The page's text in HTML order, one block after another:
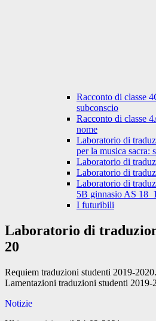
Racconto di classe
subconscio
Racconto di classe
nome
Laboratorio di
per la musica sacra:
Laboratorio di
Laboratorio di
Laboratorio di
5B ginnasio AS
I futuribili
Laboratorio di
20
Requiem traduzioni studenti 2019-
Lamentazioni traduzioni studenti 2019-
Notizie